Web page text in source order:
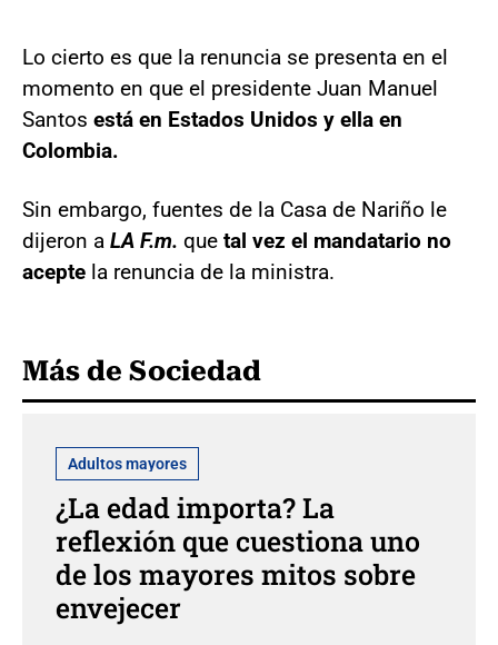
Lo cierto es que la renuncia se presenta en el
momento en que el presidente Juan Manuel
Santos está en Estados Unidos y ella en
Colombia.
Sin embargo, fuentes de la Casa de Nariño le
dijeron a LA F.m. que tal vez el mandatario no
acepte la renuncia de la ministra.
Más de Sociedad
Adultos mayores
¿La edad importa? La
reflexión que cuestiona uno
de los mayores mitos sobre
envejecer